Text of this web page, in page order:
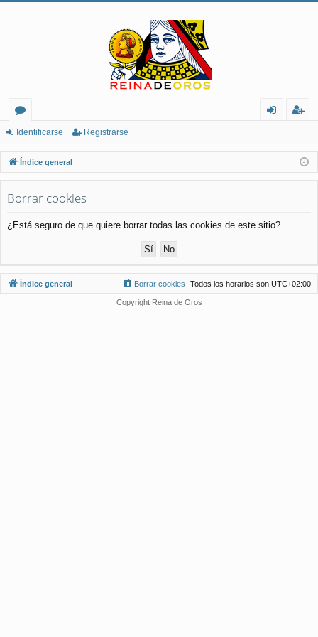
or
os
nt
ifi
rs
ist
ra
Identificarse Registrarse
Índice general
Borrar cookies
¿Está seguro de que quiere borrar todas las cookies de este sitio?
Índice general Todos los horarios son UTC+02:00
Borrar cookies
Copyright Reina de Oros